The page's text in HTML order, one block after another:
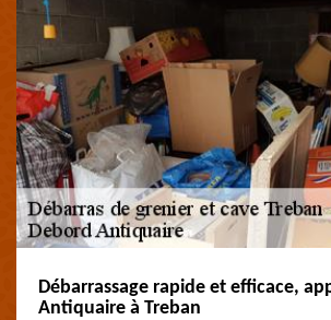
Débarrassage rapide et efficace,
Antiquaire à Treban